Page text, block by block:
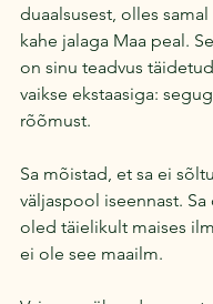
duaalsusest, olles
kahe jalaga Maa peal.
on sinu teadvus
vaikse ekstaasiga:
rõõmust.
Sa mõistad, et sa ei
väljaspool iseennast. Sa
oled täielikult maises
ei ole see maailm.